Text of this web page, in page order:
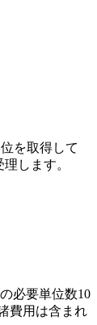
を取得して
します。
必要単位数10
費用は含まれ